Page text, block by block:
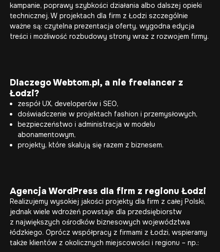
kampanie, poprawy szybkości działania albo dalszej opieki
technicznej. W projektach dla firm z Łodzi szczególnie
ważne są: czytelna prezentacja oferty, wygodna edycja
treści i możliwość rozbudowy strony wraz z rozwojem firmy.
Dlaczego Webtom.pl, a nie freelancer z
Łodzi?
zespół UX, developerów i SEO,
doświadczenie w projektach fashion i przemysłowych,
bezpieczeństwo i administracja w modelu
abonamentowym,
projekty, które skalują się razem z biznesem.
Agencja WordPress dla firm z regionu Łodzi
Realizujemy wysokiej jakości projekty dla firm z całej Polski,
jednak wiele wdrożeń powstaje dla przedsiębiorstw
z największych ośrodków biznesowych województwa
łódzkiego. Oprócz współpracy z firmami z Łodzi, wspieramy
także klientów z okolicznych miejscowości i regionu – np.: